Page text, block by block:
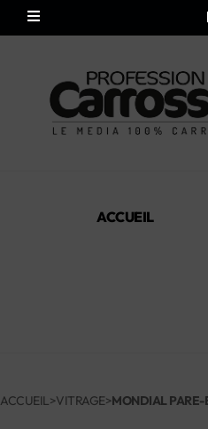
ACCUEIL
ACCUEIL >VITRAGE>MONDIAL PARE-